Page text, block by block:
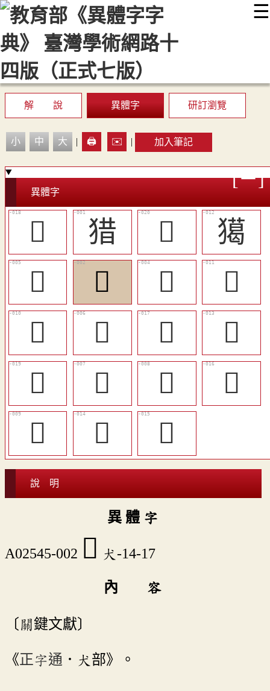
☰
::: 最新消息 常見問題 編輯說明
顯示模式
網站導覽
解 說 異體字 研訂瀏覽
小 中 大 | 🖨️ ✉️ | 加入筆記
異體字
󳨑 猎 󳨓
獦
𤢪
󳨄 󳨅
󳨋
󳨊
󳨆 󳨐
󳨌
󳨒
󳨇 󳨈
󳨏
󳨉
󳨍 󳨎
說 明
異 體 字
A02545-002 󳨄 犬-14-17
內 容
〔關鍵文獻〕
《正字通 ．犬部》。